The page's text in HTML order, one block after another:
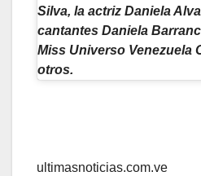
Silva, la actriz Daniela
cantantes Daniela
Miss Universo Venezuela
otros.
ultimasnoticias.com.ve